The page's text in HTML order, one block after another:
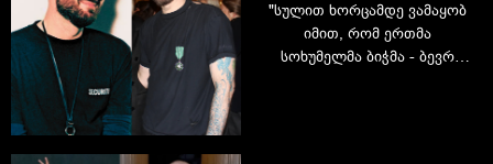
"სულით ხორცამდე ვამაყობ
იმით, რომ ერთმა
სოხუმელმა ბიჭმა - ბევრ